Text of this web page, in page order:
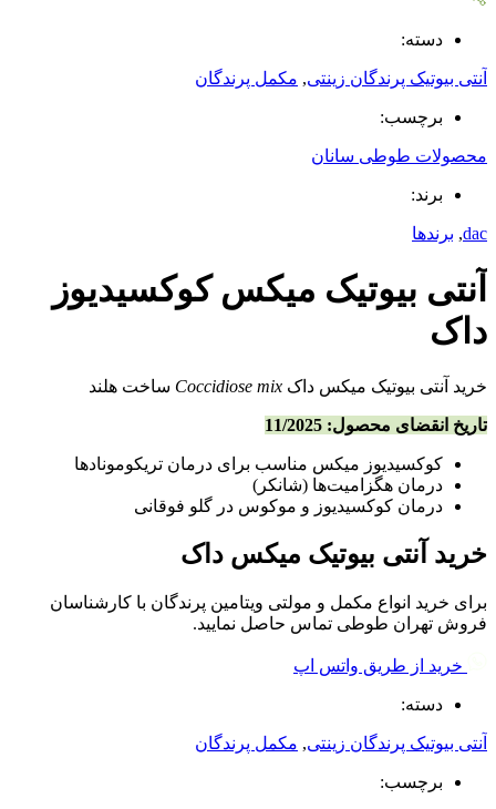
دسته:
آنتی بیوتیک پرندگان زینتی, مکمل پرندگان
برچسب:
محصولات طوطی سانان
برند:
dac
, برندها
آنتی بیوتیک میکس کوکسیدیوز
داک
خرید آنتی بیوتیک میکس داک Coccidiose mix ساخت هلند
تاریخ انقضای محصول: 11/2025
کوکسیدیوز میکس مناسب برای درمان تریکومونادها
درمان هگزامیت‌ها (شانکر)
درمان کوکسیدیوز و موکوس در گلو فوقانی
خرید آنتی بیوتیک میکس داک
برای خرید انواع مکمل و مولتی ویتامین پرندگان با کارشناسان
فروش تهران طوطی تماس حاصل نمایید.
خرید از طریق واتس اپ
دسته:
آنتی بیوتیک پرندگان زینتی, مکمل پرندگان
برچسب: